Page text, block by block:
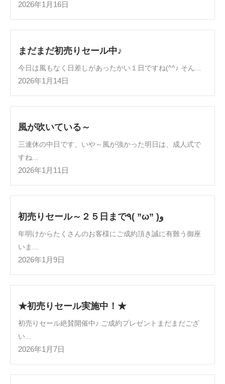
2026年1月16日
まだまだ初売りセール中♪
今日は風もなく日差しがあったかい１日ですね(^^♪ そん...
2026年1月14日
風が吹いている～
三連休の中日です、いや～風が強かった明日は、成人式で
すね...
2026年1月11日
初売りセール～２５日まで٩( ”ω” )و
年明けからたくさんのお客様にご成約頂き誠に有難う御座
いま...
2026年1月9日
★初売りセール実施中！★
初売りセール絶賛開催中♪ ご成約プレゼントまだまだござ
い...
2026年1月7日